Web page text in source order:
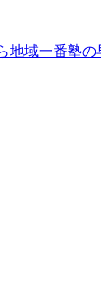
地域一番塾